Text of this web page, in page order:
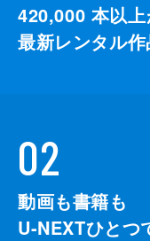
420,000 本以上
最新レンタル作
02
動画も書籍も
U-NEXTひとつ